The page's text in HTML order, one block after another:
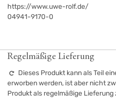
https://www.uwe-rolf.de/
04941-9170-0
Regelmäßige Lieferung
Dieses Produkt kann als Teil
erworben werden, ist aber nicht
Produkt als regelmäßige